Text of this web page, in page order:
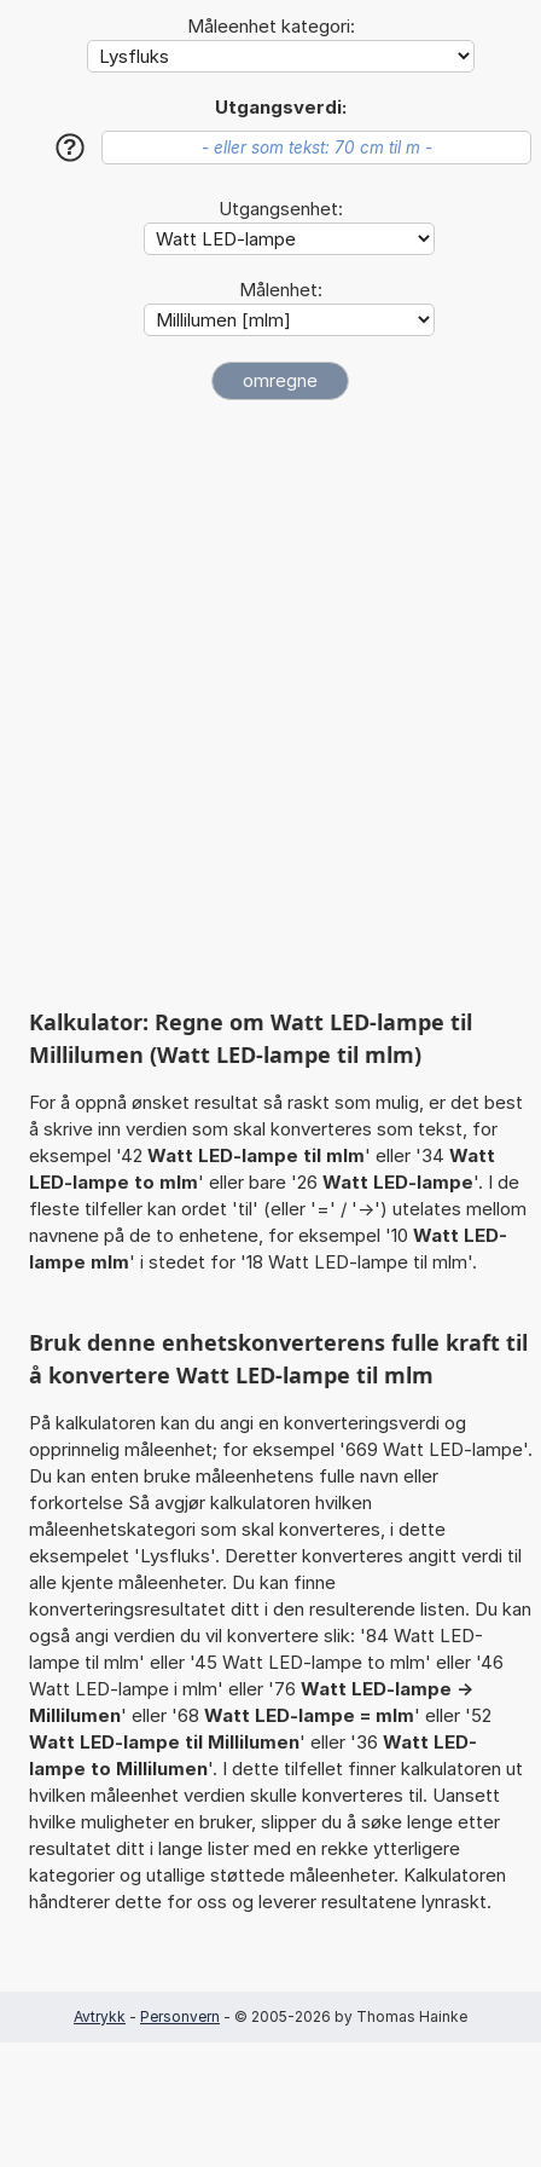
Måleenhet kategori:
Utgangsverdi:
?
Utgangsenhet:
Målenhet:
Kalkulator: Regne om Watt LED-lampe til
Millilumen (Watt LED-lampe til mlm)
For å oppnå ønsket resultat så raskt som mulig, er det best
å skrive inn verdien som skal konverteres som tekst, for
eksempel '42 Watt LED-lampe til mlm' eller '34 Watt
LED-lampe to mlm' eller bare '26 Watt LED-lampe'. I de
fleste tilfeller kan ordet 'til' (eller '=' / '->') utelates mellom
navnene på de to enhetene, for eksempel '10 Watt LED-
lampe mlm' i stedet for '18 Watt LED-lampe til mlm'.
Bruk denne enhetskonverterens fulle kraft til
å konvertere Watt LED-lampe til mlm
På kalkulatoren kan du angi en konverteringsverdi og
opprinnelig måleenhet; for eksempel '669 Watt LED-lampe'.
Du kan enten bruke måleenhetens fulle navn eller
forkortelse Så avgjør kalkulatoren hvilken
måleenhetskategori som skal konverteres, i dette
eksempelet 'Lysfluks'. Deretter konverteres angitt verdi til
alle kjente måleenheter. Du kan finne
konverteringsresultatet ditt i den resulterende listen. Du kan
også angi verdien du vil konvertere slik: '84 Watt LED-
lampe til mlm' eller '45 Watt LED-lampe to mlm' eller '46
Watt LED-lampe i mlm' eller '76 Watt LED-lampe ->
Millilumen' eller '68 Watt LED-lampe = mlm' eller '52
Watt LED-lampe til Millilumen' eller '36 Watt LED-
lampe to Millilumen'. I dette tilfellet finner kalkulatoren ut
hvilken måleenhet verdien skulle konverteres til. Uansett
hvilke muligheter en bruker, slipper du å søke lenge etter
resultatet ditt i lange lister med en rekke ytterligere
kategorier og utallige støttede måleenheter. Kalkulatoren
håndterer dette for oss og leverer resultatene lynraskt.
Avtrykk - Personvern - © 2005-2026 by Thomas Hainke